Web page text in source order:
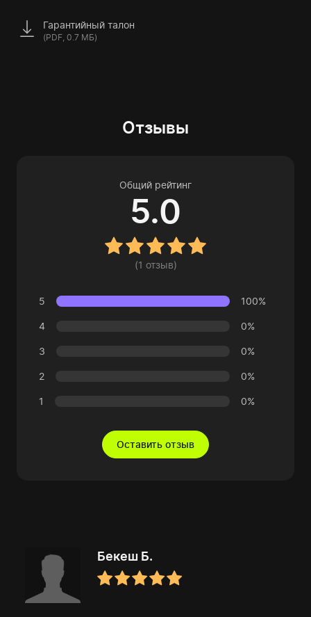
Гарантийный талон
(PDF, 0.7 МБ)
Отзывы
Общий рейтинг
5.0
(1 отзыв)
5 100%
4 0%
3 0%
2 0%
1 0%
Оставить отзыв
Бекеш Б.